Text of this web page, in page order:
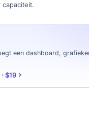
capaciteit.
een dashboard,
$19